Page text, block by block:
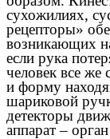
сухожилиях,
рецепторы»
возникающих
если рука
человек все же
и форму
шариковой
детекторы
аппарат –